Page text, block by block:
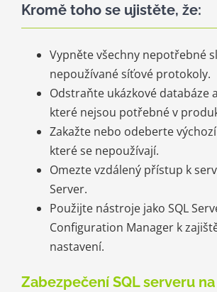
Kromě toho se ujistěte, že:
Vypněte všechny nepotřebné
nepoužívané síťové protokoly.
Odstraňte ukázkové databáze
které nejsou potřebné v
Zakažte nebo odeberte
které se nepoužívají.
Omezte vzdálený přístup k
Server.
Použijte nástroje jako SQL
Configuration Manager k
nastavení.
Zabezpečení SQL serveru